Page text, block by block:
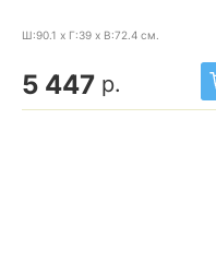
Ш:90.1 x Г:39 x В:72.4 см.
5 447 р.